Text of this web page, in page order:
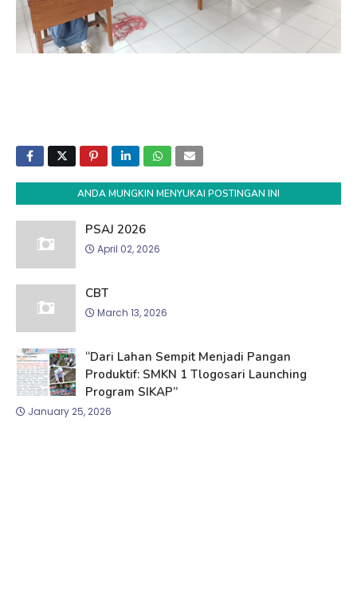
ANDA MUNGKIN MENYUKAI POSTINGAN INI
PSAJ 2026
April 02, 2026
CBT
March 13, 2026
“Dari Lahan Sempit Menjadi Pangan
Produktif: SMKN 1 Tlogosari Launching
Program SIKAP”
January 25, 2026